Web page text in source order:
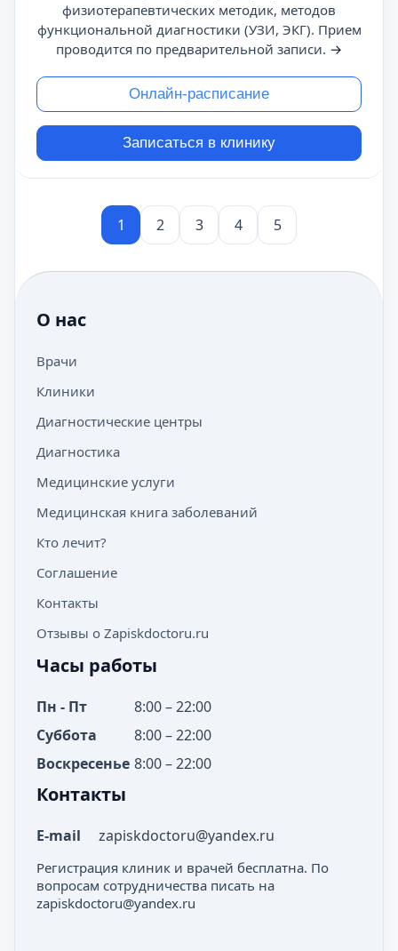
физиотерапевтических методик, методов
функциональной диагностики (УЗИ, ЭКГ). Прием
проводится по предварительной записи. →
Онлайн-расписание
Записаться в клинику
1 2 3 4 5
О нас
Врачи
Клиники
Диагностические центры
Диагностика
Медицинские услуги
Медицинская книга заболеваний
Кто лечит?
Соглашение
Контакты
Отзывы о Zapiskdoctoru.ru
Часы работы
Пн - Пт
8:00 – 22:00
Суббота
8:00 – 22:00
Воскресенье 8:00 – 22:00
Контакты
E-mail zapiskdoctoru@yandex.ru
Регистрация клиник и врачей бесплатна. По
вопросам сотрудничества писать на
zapiskdoctoru@yandex.ru